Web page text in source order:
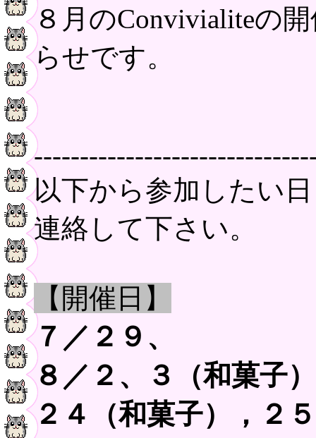
８月のConvivialiteの
らせです。
以下から参加したい
連絡して下さい。
【開催日】
７／２９、
８／２、３（和菓子
２４（和菓子），２